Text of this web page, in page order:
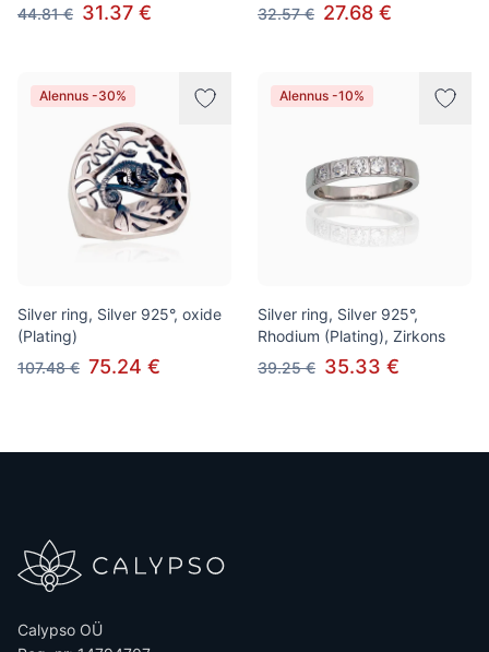
44.81 € 31.37 €
32.57 € 27.68 €
Alennus -30%
Silver ring, Silver 925°, oxide
(Plating)
107.48 € 75.24 €
Alennus -10%
Silver ring, Silver 925°,
Rhodium (Plating), Zirkons
39.25 € 35.33 €
Calypso OÜ